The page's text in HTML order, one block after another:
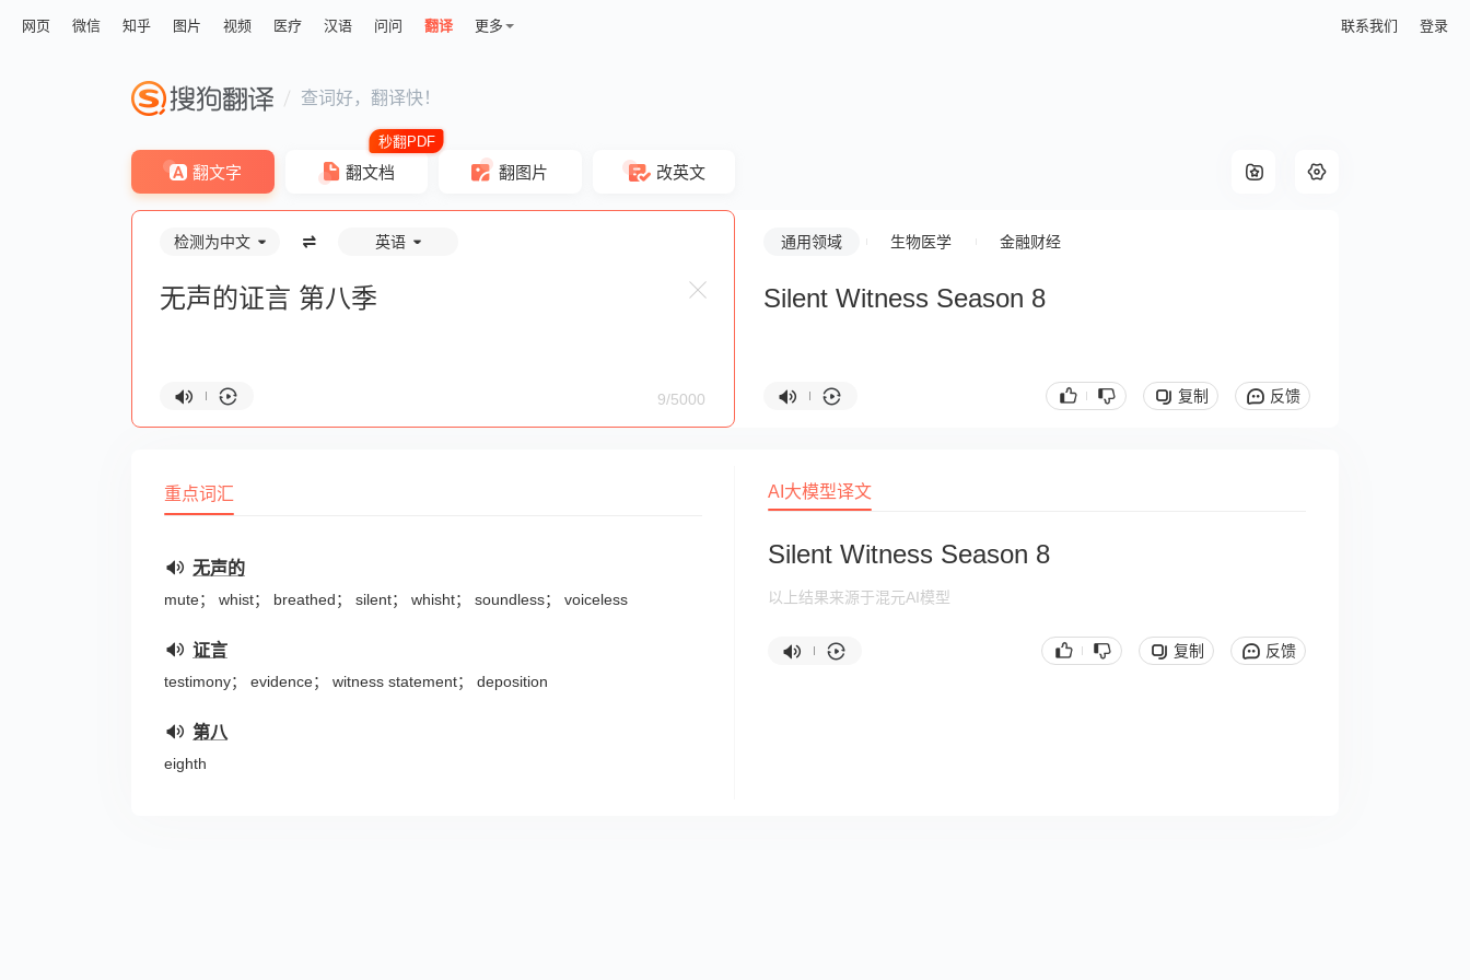
网页 微信 知乎 图片 视频 医疗 汉语 问问 翻译 更多 联系我们 登录
查词好，翻译快！
翻文字 翻文档 翻图片 改英文
检测为中文 英语
9/5000
通用领域 生物医学 金融财经
Silent Witness Season 8
复制 反馈
重点词汇
无声的
mute； whist； breathed； silent； whisht； soundless； voiceless
证言
testimony； evidence； witness statement； deposition
第八
eighth
AI大模型译文
Silent Witness Season 8
以上结果来源于混元AI模型
复制 反馈